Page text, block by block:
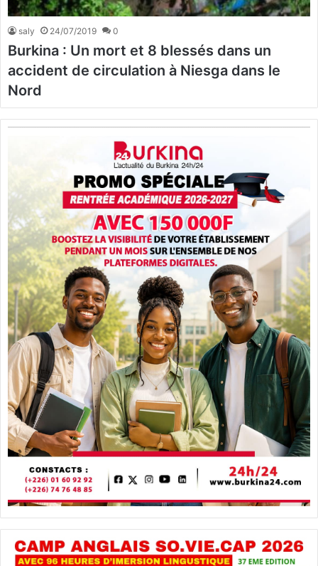
saly 24/07/2019 0
Burkina : Un mort et 8 blessés dans un
accident de circulation à Niesga dans le
Nord